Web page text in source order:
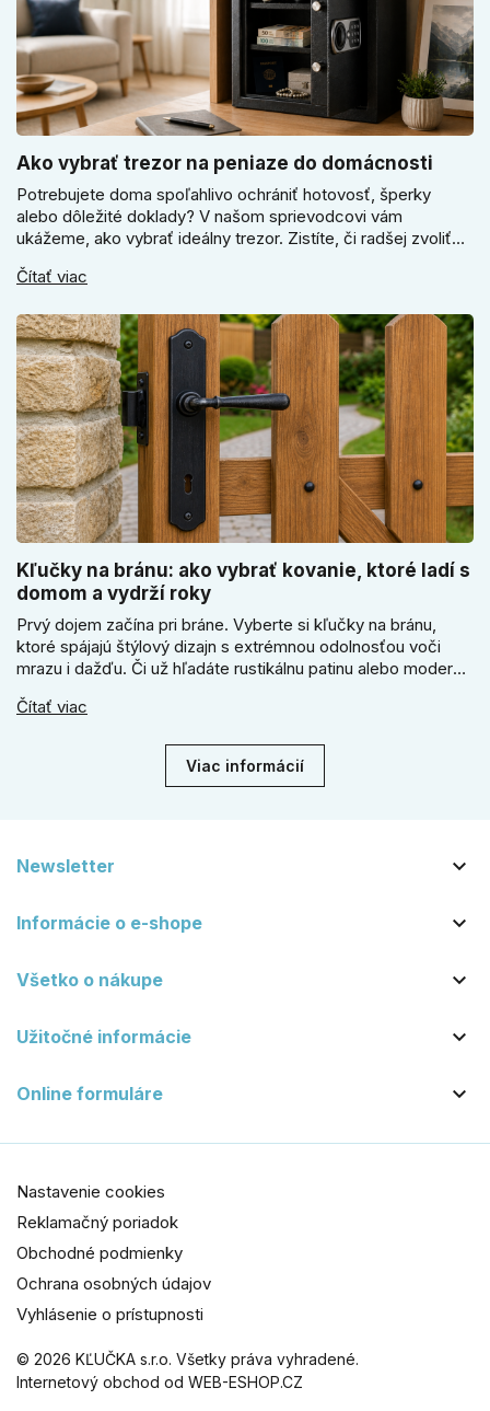
Ako vybrať trezor na peniaze do domácnosti
Potrebujete doma spoľahlivo ochrániť hotovosť, šperky
alebo dôležité doklady? V našom sprievodcovi vám
ukážeme, ako vybrať ideálny trezor. Zistíte, či radšej zvoliť
kľúčové jeho správne ukotvenie.
Čítať viac
Kľučky na bránu: ako vybrať kovanie, ktoré ladí s
domom a vydrží roky
Prvý dojem začína pri bráne. Vyberte si kľučky na bránu,
ktoré spájajú štýlový dizajn s extrémnou odolnosťou voči
mrazu i dažďu. Či už hľadáte rustikálnu patinu alebo moderné
vydrží roky. Zabezpečte svoj vstup kvalitou, ktorá prežije
Čítať viac
Viac informácií
Newsletter 
Informácie o e-shope 
Všetko o nákupe 
Užitočné informácie 
Online formuláre 
© 2026 KĽUČKA s.r.o. Všetky práva vyhradené.
Internetový obchod od WEB-ESHOP.CZ
Nastavenie cookies
Reklamačný poriadok
Obchodné podmienky
Ochrana osobných údajov
Vyhlásenie o prístupnosti